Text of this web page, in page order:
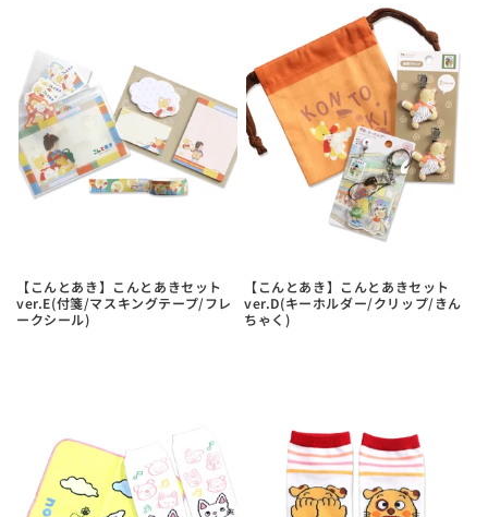
【こんとあき】こんとあきセット
ver.E(付箋/マスキングテープ/フレ
ークシール)
【こんとあき】こんとあきセット
ver.D(キーホルダー/クリップ/きん
ちゃく)